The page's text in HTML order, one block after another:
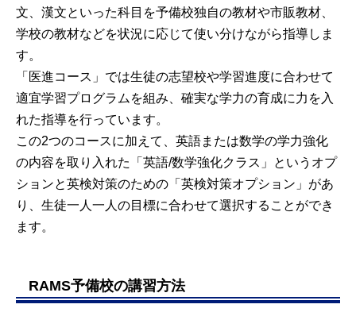
文、漢文といった科目を予備校独自の教材や市販教材、
学校の教材などを状況に応じて使い分けながら指導しま
す。
「医進コース」では生徒の志望校や学習進度に合わせて
適宜学習プログラムを組み、確実な学力の育成に力を入
れた指導を行っています。
この2つのコースに加えて、英語または数学の学力強化
の内容を取り入れた「英語/数学強化クラス」というオプ
ションと英検対策のための「英検対策オプション」があ
り、生徒一人一人の目標に合わせて選択することができ
ます。
RAMS予備校の講習方法